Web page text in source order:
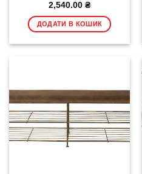
2,540.00 ₴
ДОДАТИ В КОШИК